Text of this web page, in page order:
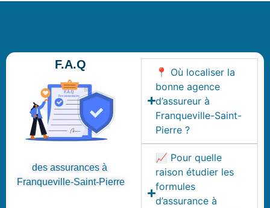
F.A.Q
des assurances à
Franqueville-Saint-Pierre
📍 Où localiser la
bonne agence
d’assureur à
Franqueville-Saint-
Pierre ?
📈 Pour quelle
raison étudier les
formules
d’assurance à